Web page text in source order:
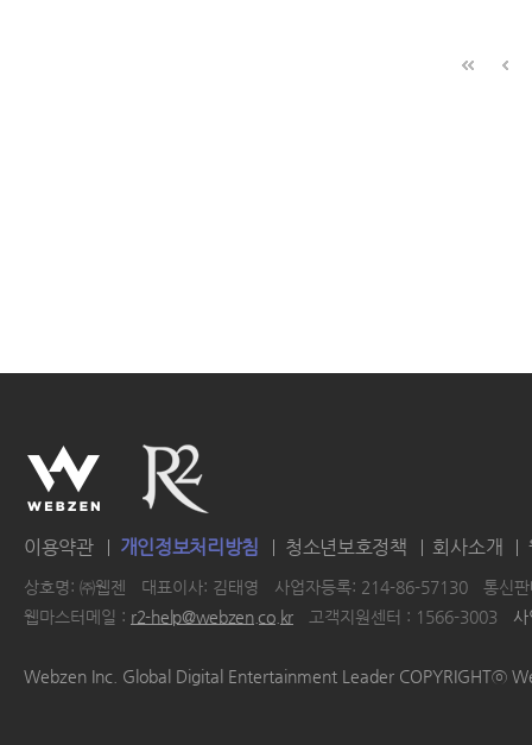
이용약관 개인정보처리방침 청소년보호정책 회사소개
상호명: ㈜웹젠 대표이사: 김태영 사업자등록: 214-86-57130
통신
웹마스터메일 : r2-help@webzen.co.kr 고객지원센터 : 1566-3003
Webzen Inc. Global Digital Entertainment Leader COPYRIGHTⓒ